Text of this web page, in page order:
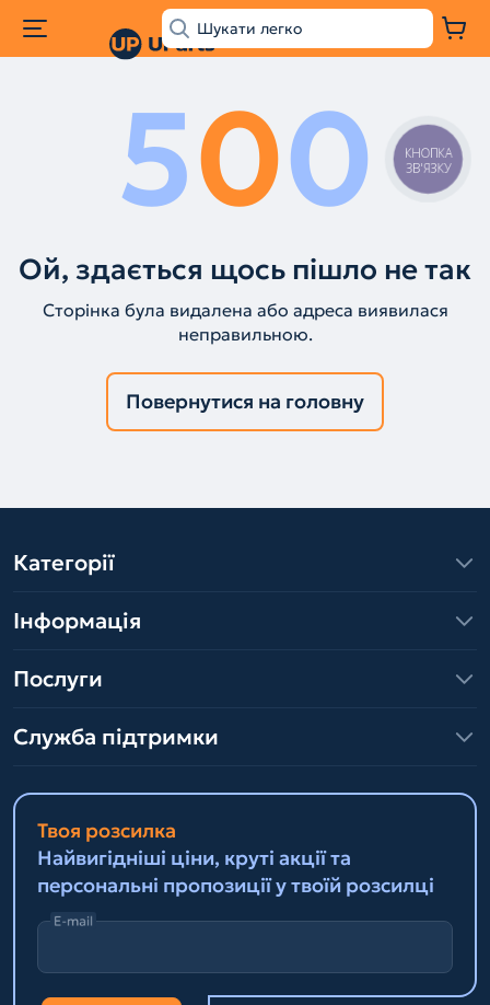
500
Ой, здається щось пішло не так
Сторінка була видалена або адреса виявилася
неправильною.
Повернутися на головну
Категорії
Інформація
Послуги
Служба підтримки
Твоя розсилка
Найвигідніші ціни, круті акції та
персональні пропозиції у твоїй розсилці
E-mail
КНОПКА
ЗВ'ЯЗКУ